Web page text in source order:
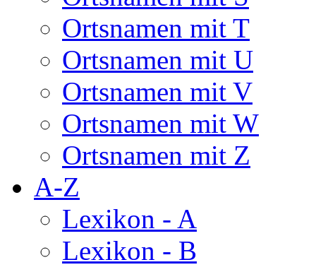
Ortsnamen mit T
Ortsnamen mit U
Ortsnamen mit V
Ortsnamen mit W
Ortsnamen mit Z
A-Z
Lexikon - A
Lexikon - B